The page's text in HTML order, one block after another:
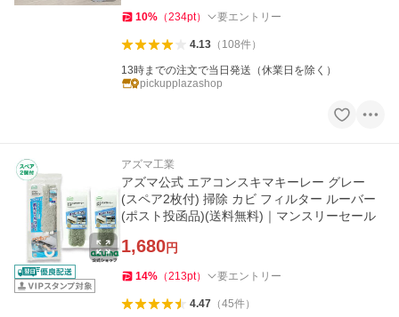
10% （234pt） 要エントリー
4.13（ 108件）
13時までの注文で当日発送（休業日を除く）
pickupplazashop
アズマ工業
アズマ公式 エアコンスキマキーレー グレー
(スペア2枚付) 掃除 カビ フィルター ルーバー
(ポスト投函品)(送料無料)｜マンスリーセール
1,680円
14% （213pt） 要エントリー
4.47（45件）